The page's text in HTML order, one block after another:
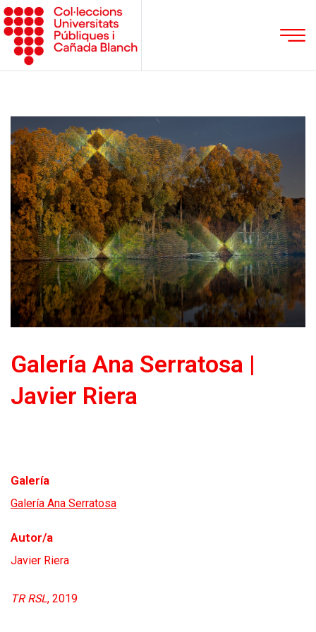
Galería Ana Serratosa |
Javier Riera
Galería
Galería Ana Serratosa
Autor/a
Javier Riera
TR RSL, 2019